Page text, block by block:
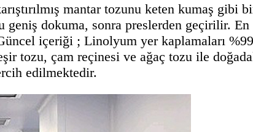
mantar tozunu keten kumaş
geniş dokuma, sonra preslerden geçirilir. En
içeriği ; Linolyum yer kaplamaları
tozu, çam reçinesi ve ağaç tozu ile
edilmektedir.